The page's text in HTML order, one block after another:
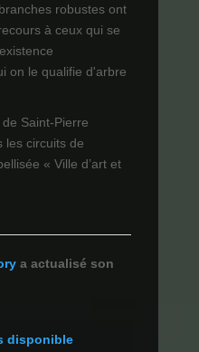
robustes ont
à ceux qui se
on le qualifie d'arbre
Saint-Pierre
les circuits de
« Ville d’art et
a actualisé son
disponible